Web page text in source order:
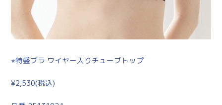
⭐︎特盛ブラ ワイヤー入りチューブトップ
¥2,530(税込)